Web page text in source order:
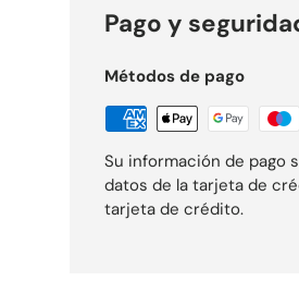
Pago y
Métodos de pago
Su información de pago
datos de la tarjeta de
tarjeta de crédito.